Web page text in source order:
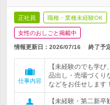
正社員 職種・業種未経験OK
女性のおしごと掲載中
情報更新日：2026/07/16 終了予
仕事内容
【未経験のでも学
品出し・売場づくり
などをお任せします！
【未経験・第二新